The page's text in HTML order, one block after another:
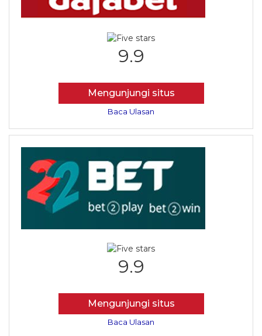
9.9
Mengunjungi situs
Baca Ulasan
9.9
Mengunjungi situs
Baca Ulasan